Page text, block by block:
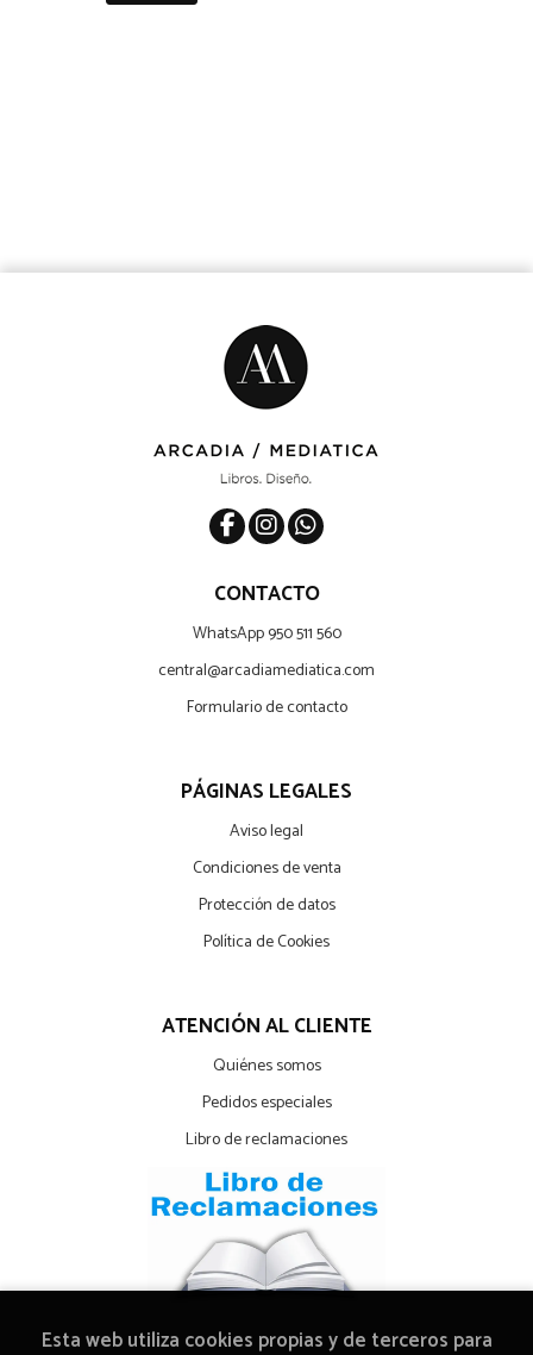
CONTACTO
WhatsApp 950 511 560
central@arcadiamediatica.com
Formulario de contacto
PÁGINAS LEGALES
Aviso legal
Condiciones de venta
Protección de datos
Política de Cookies
ATENCIÓN AL CLIENTE
Quiénes somos
Pedidos especiales
Libro de reclamaciones
Esta web utiliza cookies propias y de terceros para